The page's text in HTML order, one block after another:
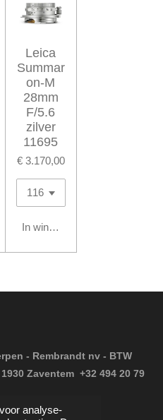
analyse-
Leica
Summar
on-M
28mm
F/5.6
zilver
11695
€ 3.170,00
In winkelwagen
- Rembrandt nv - BTW
Zaventem +32 494 20 79